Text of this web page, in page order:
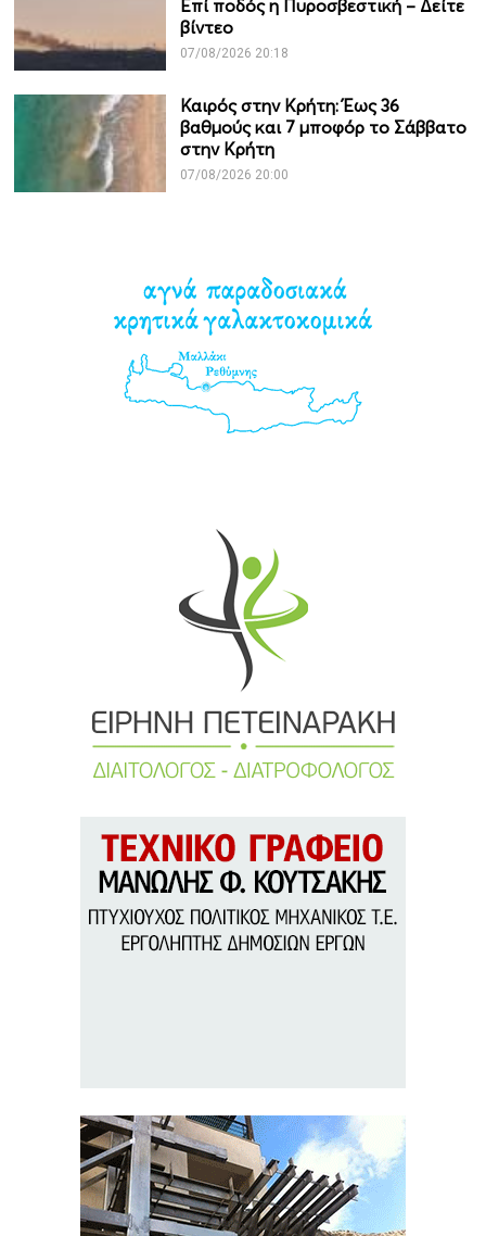
Επί ποδός η Πυροσβεστική – Δείτε
βίντεο
07/08/2026 20:18
Καιρός στην Κρήτη: Έως 36
βαθμούς και 7 μποφόρ το Σάββατο
στην Κρήτη
07/08/2026 20:00